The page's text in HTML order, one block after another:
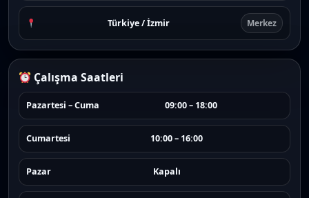
Türkiye / İzmir Merkez
Çalışma Saatleri
Pazartesi – Cuma 09:00 – 18:00
Cumartesi 10:00 – 16:00
Pazar Kapalı